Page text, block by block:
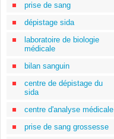
prise de sang
dépistage sida
laboratoire de biologie
médicale
bilan sanguin
centre de dépistage du
sida
centre d'analyse médicale
prise de sang grossesse